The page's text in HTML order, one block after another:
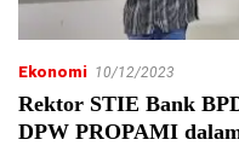
Ekonomi 10/12/2023
Rektor STIE Bank
DPW PROPAMI